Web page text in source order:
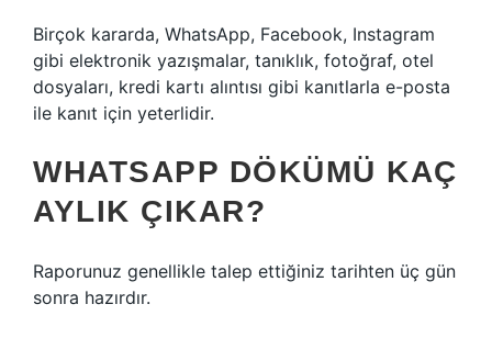
Birçok kararda, WhatsApp, Facebook, Instagram
gibi elektronik yazışmalar, tanıklık, fotoğraf, otel
dosyaları, kredi kartı alıntısı gibi kanıtlarla e-posta
ile kanıt için yeterlidir.
WHATSAPP DÖKÜMÜ KAÇ
AYLIK ÇIKAR?
Raporunuz genellikle talep ettiğiniz tarihten üç gün
sonra hazırdır.